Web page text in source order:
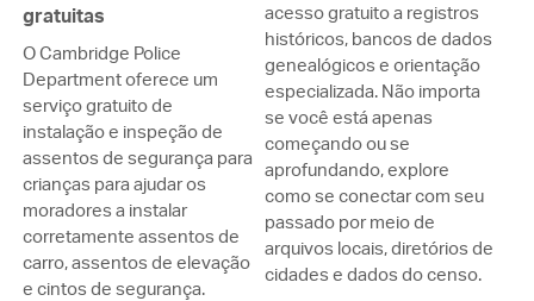
gratuitas
O Cambridge Police
Department oferece um
serviço gratuito de
instalação e inspeção de
assentos de segurança para
crianças para ajudar os
moradores a instalar
corretamente assentos de
carro, assentos de elevação
e cintos de segurança.
acesso gratuito a registros
históricos, bancos de dados
genealógicos e orientação
especializada. Não importa
se você está apenas
começando ou se
aprofundando, explore
como se conectar com seu
passado por meio de
arquivos locais, diretórios de
cidades e dados do censo.